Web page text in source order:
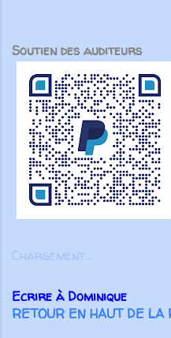
de
Feller,
des liens
soutenus
Unis.
en
œuvre ...
capables
Il écrit : “En
avec amour,
tout vers
Christ.
corps
par toutes
est pourvu.
partie
corps
15-16 ).
manière
de colporter
Soutien des auditeurs
Chargement...
Ecrire à Dominique
RETOUR EN HAUT DE LA